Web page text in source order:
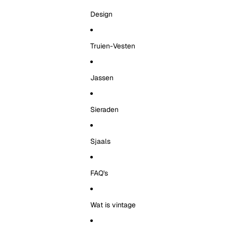
Design
Truien-Vesten
Jassen
Sieraden
Sjaals
FAQ's
Wat is vintage